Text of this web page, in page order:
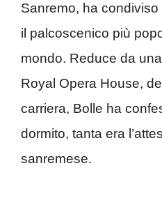
Sanremo, ha condiviso
il palcoscenico più
mondo. Reduce da
Royal Opera House,
carriera, Bolle ha
dormito, tanta era
sanremese.